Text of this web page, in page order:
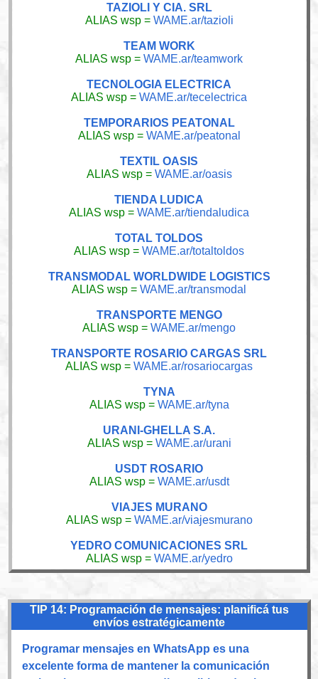
TAZIOLI Y CIA. SRL
ALIAS wsp = WAME.ar/tazioli
TEAM WORK
ALIAS wsp = WAME.ar/teamwork
TECNOLOGIA ELECTRICA
ALIAS wsp = WAME.ar/tecelectrica
TEMPORARIOS PEATONAL
ALIAS wsp = WAME.ar/peatonal
TEXTIL OASIS
ALIAS wsp = WAME.ar/oasis
TIENDA LUDICA
ALIAS wsp = WAME.ar/tiendaludica
TOTAL TOLDOS
ALIAS wsp = WAME.ar/totaltoldos
TRANSMODAL WORLDWIDE LOGISTICS
ALIAS wsp = WAME.ar/transmodal
TRANSPORTE MENGO
ALIAS wsp = WAME.ar/mengo
TRANSPORTE ROSARIO CARGAS SRL
ALIAS wsp = WAME.ar/rosariocargas
TYNA
ALIAS wsp = WAME.ar/tyna
URANI-GHELLA S.A.
ALIAS wsp = WAME.ar/urani
USDT ROSARIO
ALIAS wsp = WAME.ar/usdt
VIAJES MURANO
ALIAS wsp = WAME.ar/viajesmurano
YEDRO COMUNICACIONES SRL
ALIAS wsp = WAME.ar/yedro
TIP 14: Programación de mensajes: planificá tus
envíos estratégicamente
Programar mensajes en WhatsApp es una
excelente forma de mantener la comunicación